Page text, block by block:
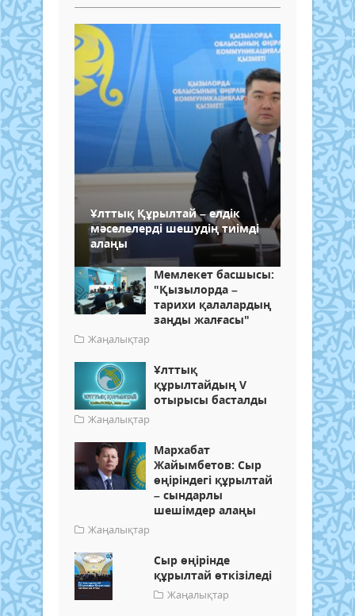
Ұлттық Құрылтай – елдік
мәселелерді шешудің тиімді
алаңы
Мемлекет басшысы:
"Қызылорда –
тарихи қалалардың
заңды жалғасы"
Жаңалықтар
Ұлттық
құрылтайдың V
отырысы басталды
Жаңалықтар
Мархабат
Жайымбетов: Сыр
өңіріндегі құрылтай
– сындарлы
шешімдер алаңы
Жаңалықтар
Сыр өңірінде
құрылтай өткізіледі
Жаңалықтар